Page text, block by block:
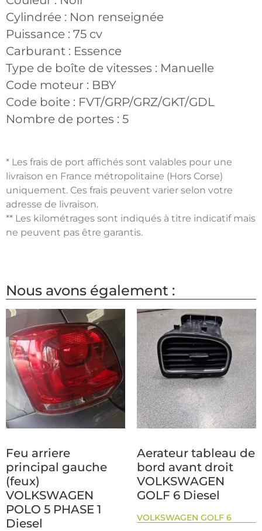
Cylindrée : Non renseignée
Puissance : 75 cv
Carburant : Essence
Type de boîte de vitesses : Manuelle
Code moteur : BBY
Code boite : FVT/GRP/GRZ/GKT/GDL
Nombre de portes : 5
* Les frais de port affichés sont valables pour une
livraison en France métropolitaine (Hors Corse)
uniquement. Ces frais peuvent varier selon votre
adresse de livraison.
** Les kilométrages sont indiqués à titre indicatif mais
ne peuvent pas être garantis.
Nous avons également :
Feu arriere
principal gauche
(feux)
VOLKSWAGEN
POLO 5 PHASE 1
Diesel
Aerateur tableau de
bord avant droit
VOLKSWAGEN
GOLF 6 Diesel
VOLKSWAGEN GOLF 6